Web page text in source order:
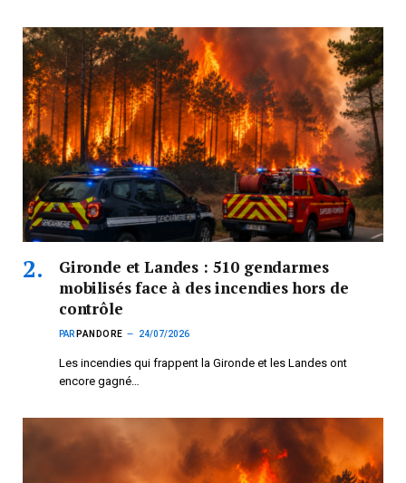
Gironde et Landes : 510 gendarmes
mobilisés face à des incendies hors de
contrôle
PAR PANDORE 24/07/2026
Les incendies qui frappent la Gironde et les Landes ont
encore gagné…